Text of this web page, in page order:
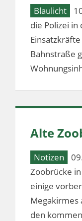
Blaulicht
die Polizei in
Bahnstraße
Alte
Notizen
Zoobrücke
einige
Megakirmes
den